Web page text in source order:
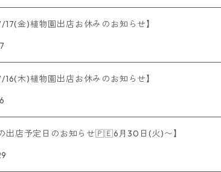
17(金)植物園出店お休みのお知らせ】
16(木)植物園出店お休みのお知らせ】
の出店予定日のお知らせ🇵🇪6月30日(火)〜】